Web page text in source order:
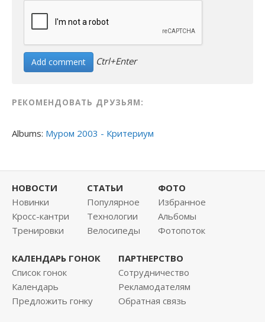
Ctrl+Enter
РЕКОМЕНДОВАТЬ ДРУЗЬЯМ:
Albums: Муром 2003 - Критериум
НОВОСТИ
Новинки
Кросс-кантри
Тренировки
СТАТЬИ
Популярное
Технологии
Велосипеды
ФОТО
Избранное
Альбомы
Фотопоток
КАЛЕНДАРЬ ГОНОК
Список гонок
Календарь
Предложить гонку
ПАРТНЕРСТВО
Сотрудничество
Рекламодателям
Обратная связь